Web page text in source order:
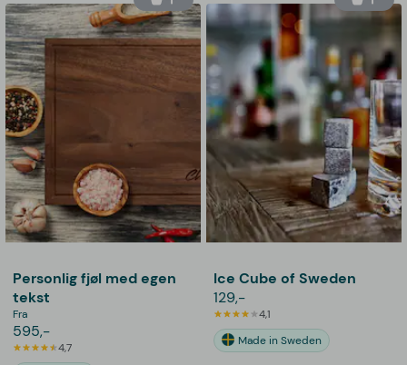
Personlig fjøl med egen
tekst
Fra
595,-
4,7
Ice Cube of Sweden
129,-
4,1
Made in Sweden